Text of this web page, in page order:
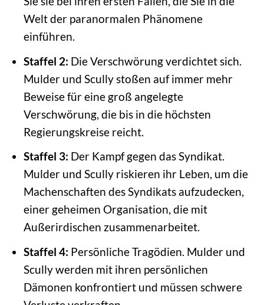
Welt der paranormalen Phänomene
einführen.
Staffel 2: Die Verschwörung verdichtet sich.
Mulder und Scully stoßen auf immer mehr
Beweise für eine groß angelegte
Verschwörung, die bis in die höchsten
Regierungskreise reicht.
Staffel 3: Der Kampf gegen das Syndikat.
Mulder und Scully riskieren ihr Leben, um die
Machenschaften des Syndikats aufzudecken,
einer geheimen Organisation, die mit
Außerirdischen zusammenarbeitet.
Staffel 4: Persönliche Tragödien. Mulder und
Scully werden mit ihren persönlichen
Dämonen konfrontiert und müssen schwere